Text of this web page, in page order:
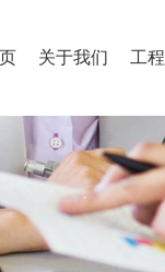
关于我们 工